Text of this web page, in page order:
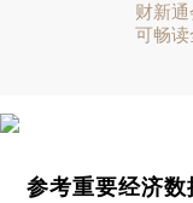
财新通
可畅读
参考重要经济数